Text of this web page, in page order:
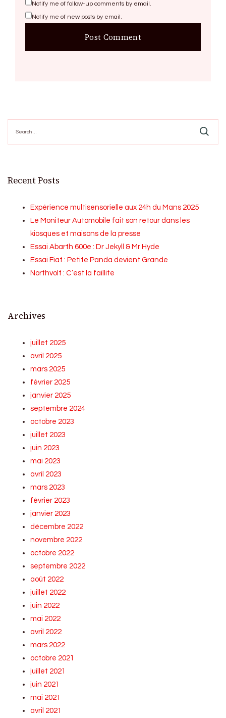
Notify me of follow-up comments by email.
Notify me of new posts by email.
for:
Recent Posts
Expérience multisensorielle aux 24h du Mans 2025
Le Moniteur Automobile fait son retour dans les
kiosques et maisons de la presse
Essai Abarth 600e : Dr Jekyll & Mr Hyde
Essai Fiat : Petite Panda devient Grande
Northvolt : C’est la faillite
Archives
juillet 2025
avril 2025
mars 2025
février 2025
janvier 2025
septembre 2024
octobre 2023
juillet 2023
juin 2023
mai 2023
avril 2023
mars 2023
février 2023
janvier 2023
décembre 2022
novembre 2022
octobre 2022
septembre 2022
août 2022
juillet 2022
juin 2022
mai 2022
avril 2022
mars 2022
octobre 2021
juillet 2021
juin 2021
mai 2021
avril 2021